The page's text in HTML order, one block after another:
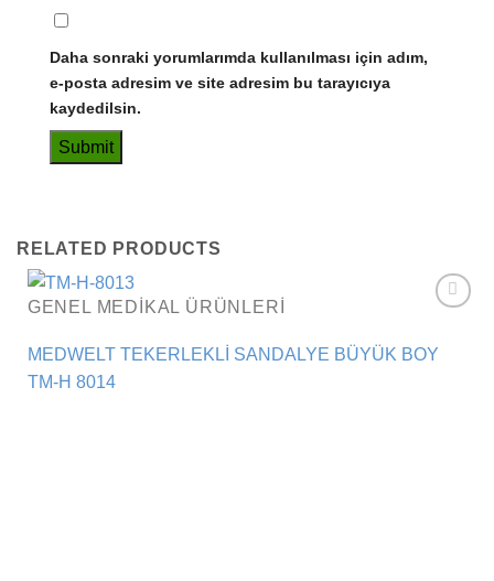
Daha sonraki yorumlarımda kullanılması için adım,
e-posta adresim ve site adresim bu tarayıcıya
kaydedilsin.
RELATED PRODUCTS
GENEL MEDIKAL ÜRÜNLERI
MEDWELT TEKERLEKLİ SANDALYE BÜYÜK BOY
TM-H 8014